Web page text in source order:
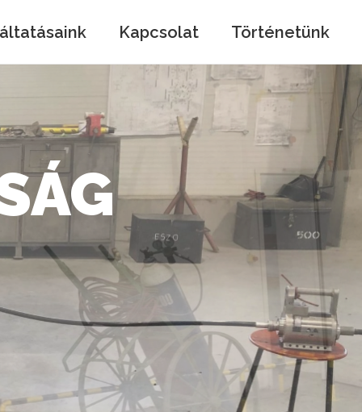
Kapcsolat Történetünk